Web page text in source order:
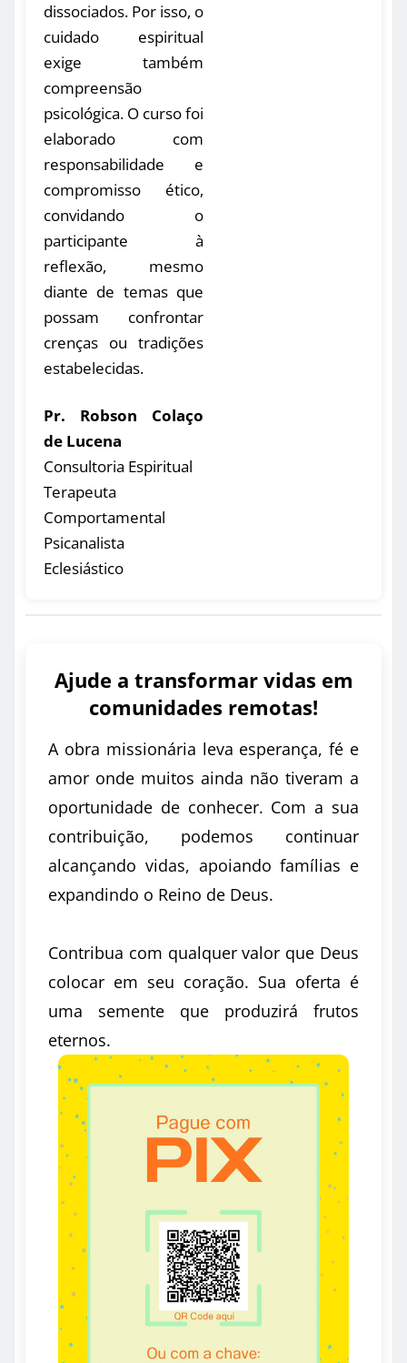
dissociados. Por isso, o
cuidado espiritual
exige também
compreensão
psicológica. O curso foi
elaborado com
responsabilidade e
compromisso ético,
convidando o
participante à
reflexão, mesmo
diante de temas que
possam confrontar
crenças ou tradições
estabelecidas.
Pr. Robson Colaço
de Lucena
Consultoria Espiritual
Terapeuta
Comportamental
Psicanalista
Eclesiástico
Ajude a transformar vidas em
comunidades remotas!
A obra missionária leva esperança, fé e
amor onde muitos ainda não tiveram a
oportunidade de conhecer. Com a sua
contribuição, podemos continuar
alcançando vidas, apoiando famílias e
expandindo o Reino de Deus.
Contribua com qualquer valor que Deus
colocar em seu coração. Sua oferta é
uma semente que produzirá frutos
eternos.